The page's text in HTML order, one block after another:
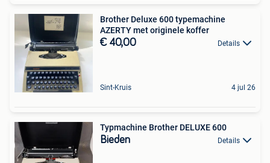
Brother Deluxe 600 typemachine
AZERTY met originele koffer
€ 40,00 Details
Sint-Kruis 4 jul 26
Typmachine Brother DELUXE 600
Bieden Details